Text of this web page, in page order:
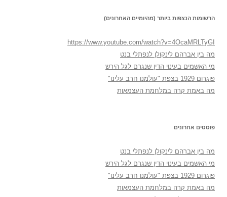
הרשומות הנצפות ביותר (מהיומיים האחרונים)
https://www.youtube.com/watch?v=4OcaMRLTyGI
מה בין אברהם לינקולן לנפתלי בנט
מי האשמים בעינוי הדין שנגרם לגל הירש
פוגרום 1929 בצפת "עולמנו חרב עלינו"
מה באמת קרה במלחמת העצמאות
פוסטים אחרונים
מה בין אברהם לינקולן לנפתלי בנט
מי האשמים בעינוי הדין שנגרם לגל הירש
פוגרום 1929 בצפת "עולמנו חרב עלינו"
מה באמת קרה במלחמת העצמאות